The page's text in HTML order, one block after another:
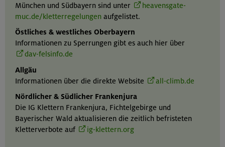
München und Südbayern sind unter
heavensgate-
muc.de/kletterregelungen aufgelistet.
Östliches & westliches Oberbayern
Informationen zu Sperrungen gibt es auch hier über
dav-felsinfo.de
Allgäu
Informationen über die direkte Website
all-climb.de
Nördlicher & Südlicher Frankenjura
Die IG Klettern Frankenjura, Fichtelgebirge und
Bayerischer Wald aktualisieren die zeitlich befristeten
Kletterverbote auf
ig-klettern.org